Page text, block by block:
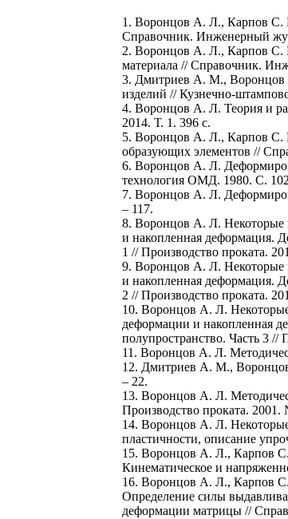
1. Воронцов А. Л., Карпов С.
Справочник. Инженерный
2. Воронцов А. Л., Карпов С.
материала // Справочник.
3. Дмитриев А. М., Воронцов
изделий // Кузнечно-
4. Воронцов А. Л. Теория и
2014. Т. 1. 396 с.
5. Воронцов А. Л., Карпов С.
образующих элементов //
6. Воронцов А. Л.
технология ОМД. 1980. С.
7. Воронцов А. Л.
– 117.
8. Воронцов А. Л. Некоторые
и накопленная деформация.
1 // Производство проката.
9. Воронцов А. Л. Некоторые
и накопленная деформация.
2 // Производство проката.
10. Воронцов А. Л.
деформации и накопленная
полупространство. Часть 3
11. Воронцов А. Л.
12. Дмитриев А. М.,
– 22.
13. Воронцов А. Л.
Производство проката.
14. Воронцов А. Л.
пластичности, описание
15. Воронцов А. Л., Карпов
Кинематическое и
16. Воронцов А. Л., Карпов
Определение силы
деформации матрицы //